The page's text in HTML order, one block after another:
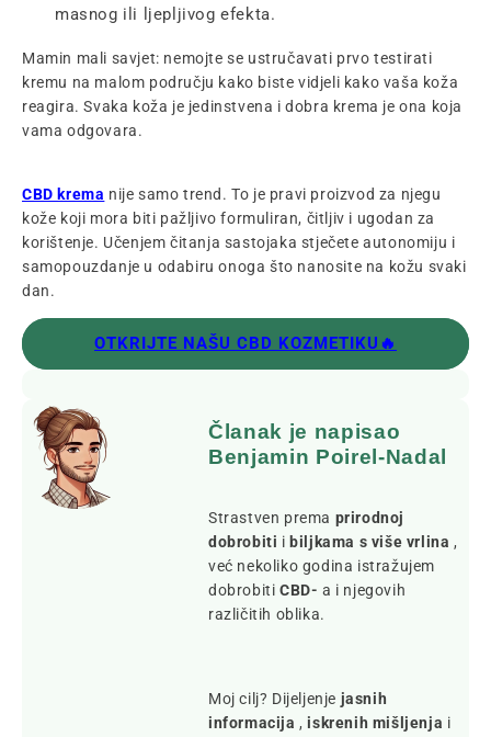
masnog ili ljepljivog efekta.
Mamin mali savjet: nemojte se ustručavati prvo testirati
kremu na malom području kako biste vidjeli kako vaša koža
reagira. Svaka koža je jedinstvena i dobra krema je ona koja
vama odgovara.
CBD krema nije samo trend. To je pravi proizvod za njegu
kože koji mora biti pažljivo formuliran, čitljiv i ugodan za
korištenje. Učenjem čitanja sastojaka stječete autonomiju i
samopouzdanje u odabiru onoga što nanosite na kožu svaki
dan.
OTKRIJTE NAŠU CBD KOZMETIKU🔥
Članak je napisao
Benjamin Poirel-Nadal
Strastven prema prirodnoj
dobrobiti i biljkama s više vrlina ,
već nekoliko godina istražujem
dobrobiti CBD- a i njegovih
različitih oblika.
Moj cilj? Dijeljenje jasnih
informacija ,iskrenih mišljenja i